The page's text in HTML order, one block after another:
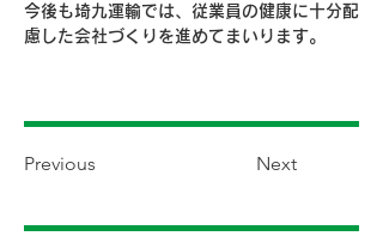
今後も埼九運輸では、従業員の健康に十分配
慮した会社づくりを進めてまいります。
Previous Next